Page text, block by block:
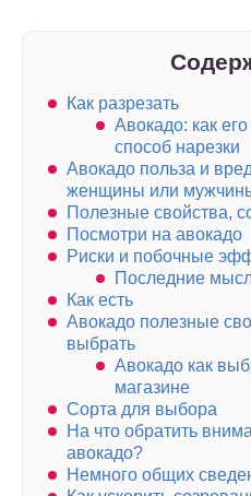
Как разрезать
Авокадо: как
способ нарезки
Авокадо польза и
женщины или
Полезные свойства,
Посмотри на авокадо
Риски и побочные
Последние
Как есть
Авокадо полезные
выбрать
Авокадо как
магазине
Сорта для выбора
На что обратить
авокадо?
Немного общих